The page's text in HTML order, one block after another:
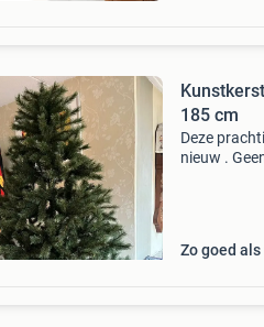
Kunstkerstboom Black
185 cm
Deze
nieuw .
Zo goed